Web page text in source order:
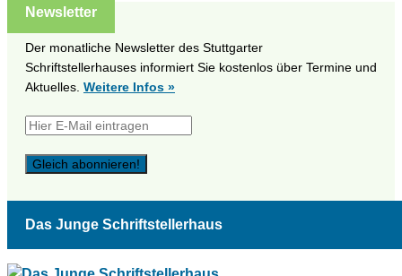
Newsletter
Der monatliche Newsletter des Stuttgarter
Schriftstellerhauses informiert Sie kostenlos über Termine und
Aktuelles. Weitere Infos »
Das Junge Schriftstellerhaus